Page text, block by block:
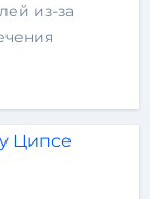
из-за